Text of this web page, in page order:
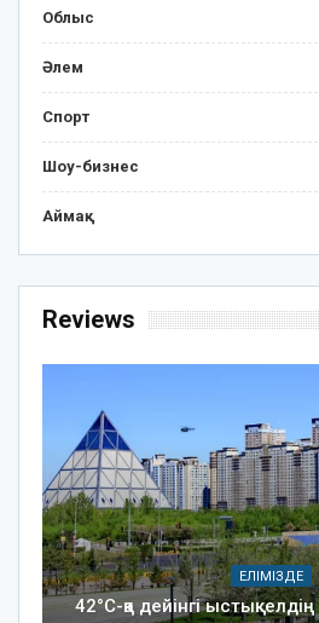
Облыс
Әлем
Спорт
Шоу-бизнес
Аймақ
Reviews
ЕЛІМІЗДЕ
42°C-қа дейінгі ыстық: